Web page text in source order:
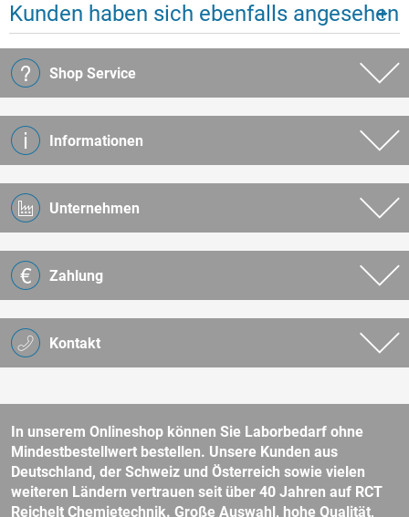
Kunden haben sich ebenfalls angesehen
Kontakt
Shop Service
Informationen
Unternehmen
Zahlung
In unserem Onlineshop können Sie Laborbedarf ohne
Mindestbestellwert bestellen. Unsere Kunden aus
Deutschland, der Schweiz und Österreich sowie vielen
weiteren Ländern vertrauen seit über 40 Jahren auf RCT
Reichelt Chemietechnik. Große Auswahl, hohe Qualität,